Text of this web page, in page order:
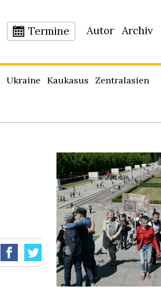
Termine Autor Archiv
Ukraine Kaukasus Zentralasien